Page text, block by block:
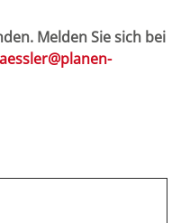
Melden Sie sich bei